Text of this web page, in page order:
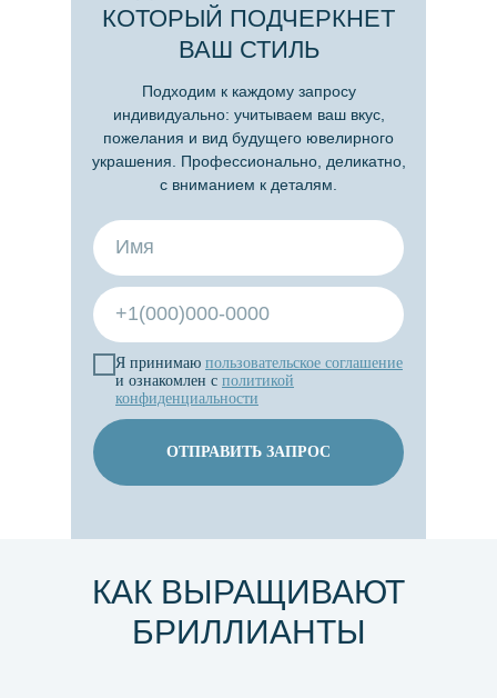
Подходим к каждому запросу
индивидуально: учитываем ваш вкус,
пожелания и вид будущего ювелирного
украшения. Профессионально, деликатно,
с вниманием к деталям.
КОТОРЫЙ ПОДЧЕРКНЕТ
ВАШ СТИЛЬ
Я принимаю пользовательское соглашение
и ознакомлен с политикой
конфиденциальности
ОТПРАВИТЬ ЗАПРОС
КАК ВЫРАЩИВАЮТ
БРИЛЛИАНТЫ